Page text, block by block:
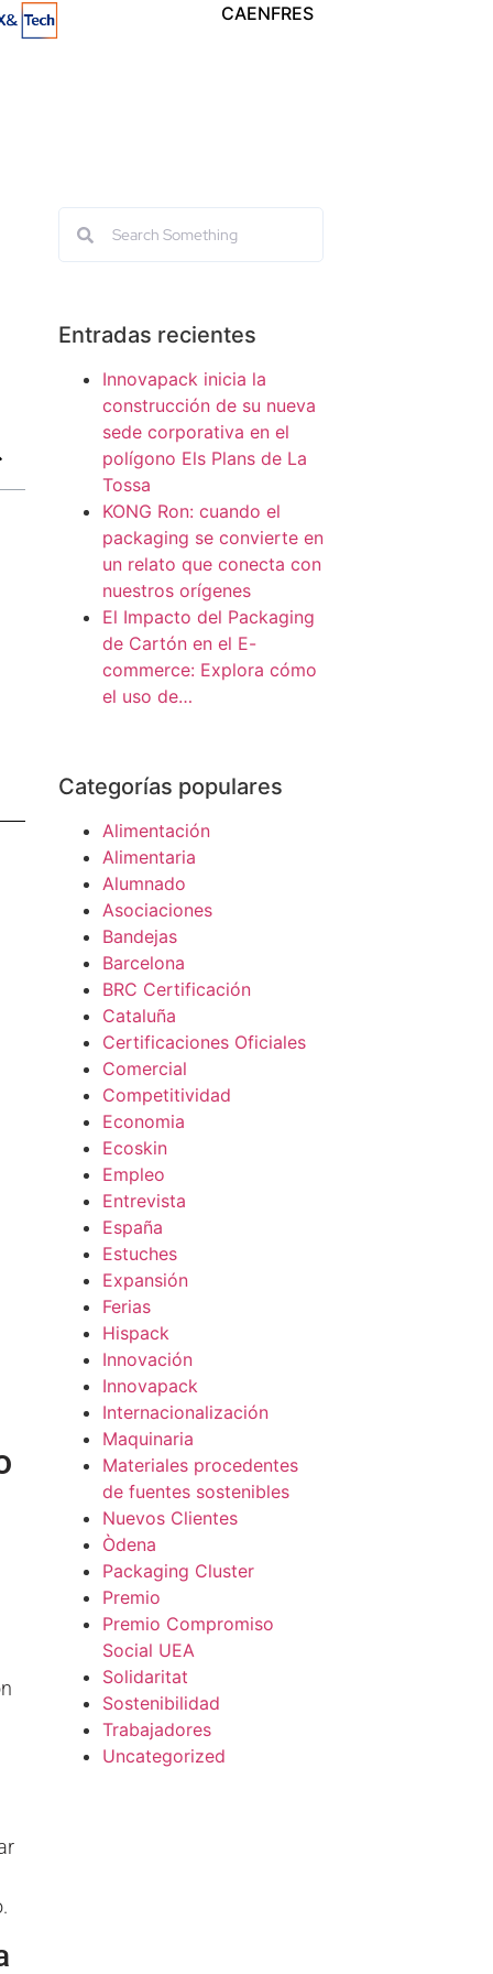
CAENFRES
Entradas recientes
Innovapack inicia la
construcción de su nueva
sede corporativa en el
polígono Els Plans de La
Tossa
KONG Ron: cuando el
packaging se convierte en
un relato que conecta con
nuestros orígenes
El Impacto del Packaging
de Cartón en el E-
commerce: Explora cómo
el uso de…
Categorías populares
Alimentación
Alimentaria
Alumnado
Asociaciones
Bandejas
Barcelona
BRC Certificación
Cataluña
Certificaciones Oficiales
Comercial
Competitividad
Economia
Ecoskin
Empleo
Entrevista
España
Estuches
Expansión
Ferias
Hispack
Innovación
Innovapack
Internacionalización
Maquinaria
Materiales procedentes
de fuentes sostenibles
Nuevos Clientes
Òdena
Packaging Cluster
Premio
Premio Compromiso
Social UEA
Solidaritat
Sostenibilidad
Trabajadores
Uncategorized